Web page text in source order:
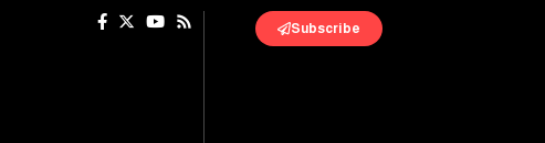
Subscribe